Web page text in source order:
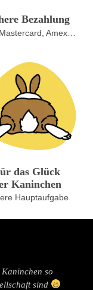
Bezahlung
Amex…
das Glück
Kaninchen
Hauptaufgabe
so
sind